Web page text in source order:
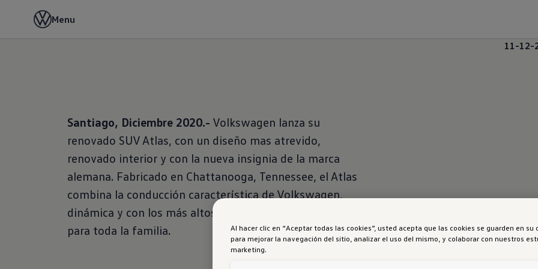
Menu
11-12-
Santiago, Diciembre 2020.- Volkswagen lanza su
renovado SUV Atlas, con un diseño mas atrevido,
renovado interior y con la nueva insignia de la marca
alemana. Fabricado en Chattanooga, Tennessee, el Atlas
combina la conducción característica de Volkswagen,
dinámica y con los más altos estándares de seguridad
para toda la familia.
Al hacer clic en “Aceptar todas las cookies”, usted acepta que las cookies se guarden en su
para mejorar la navegación del sitio, analizar el uso del mismo, y colaborar con nuestros
marketing.